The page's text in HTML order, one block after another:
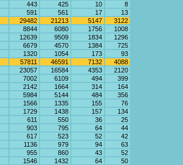
443 425 10
8
591 561 17
13
29482 21213 5147
3122
8844 6080 1756
1008
12639 9509 1834
1296
6679 4570 1384
725
1320 1054 173
93
57811 46591 7132
4088
23057 16584 4353
2120
7002 6109 494
399
2142 1664 314
164
5984 5144 484
356
1566 1335 155
76
1729 1438 157
134
611 550 36
25
903 795 64
44
617 523 52
42
1136 979 94
63
955 860 43
52
1546 1432 64
50